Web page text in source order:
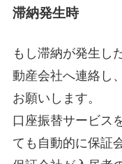
滞納発生時
もし滞納が発生し
動産会社へ連絡し
お願いします。
口座振替サービス
ても自動的に保証